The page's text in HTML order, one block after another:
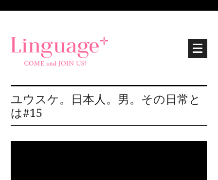
ユウスケ。日本人。男。その日常と
は#15